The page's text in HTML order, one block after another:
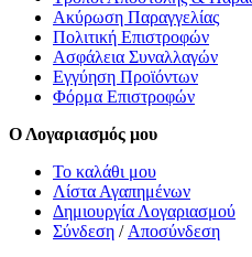
Ακύρωση Παραγγελίας
Πολιτική Επιστροφών
Ασφάλεια Συναλλαγών
Εγγύηση Προϊόντων
Φόρμα Επιστροφών
Ο Λογαριασμός μου
Το καλάθι μου
Λίστα Αγαπημένων
Δημιουργία Λογαριασμού
Σύνδεση / Αποσύνδεση